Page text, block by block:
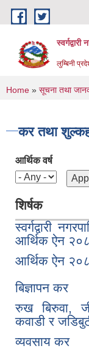
Skip to main content
लुम्बिनी
You are
Home » सूचना तथा
कर तथा
आर्थिक वर्ष
शिर्षक
स्वर्गद्वारी
आर्थिक ऐन
आर्थिक ऐन
बिज्ञापन कर
रुख बिरुवा,
कवाडी र
व्यवसाय कर